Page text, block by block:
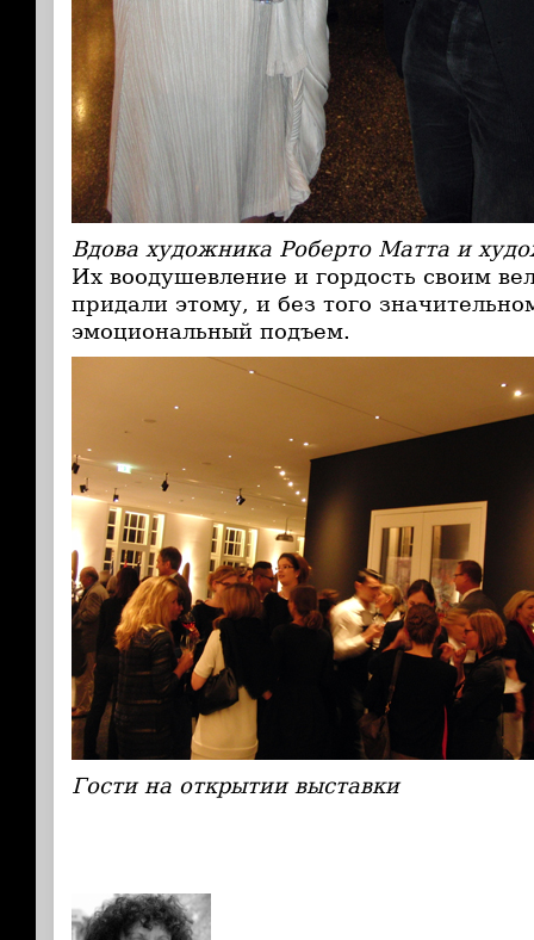
Вдова художника Роберто Матта и
Их воодушевление и гордость своим
придали этому, и без того
эмоциональный подъем.
Гости на открытии выставки